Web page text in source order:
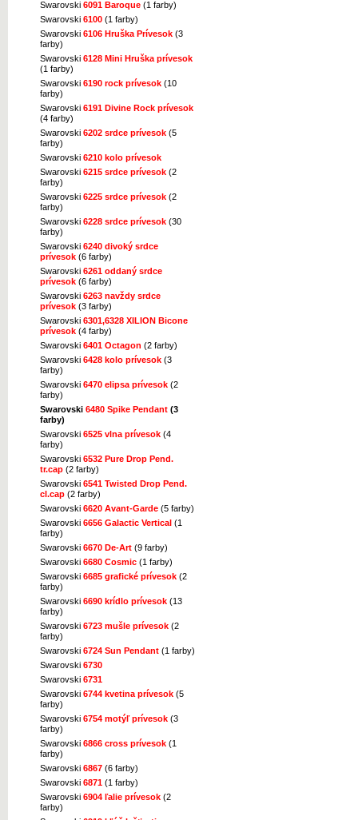
Swarovski 6091 Baroque (1 farby)
Swarovski 6100 (1 farby)
Swarovski 6106 Hruška Prívesok (3
farby)
Swarovski 6128 Mini Hruška prívesok
(1 farby)
Swarovski 6190 rock prívesok (10
farby)
Swarovski 6191 Divine Rock prívesok
(4 farby)
Swarovski 6202 srdce prívesok (5
farby)
Swarovski 6210 kolo prívesok
Swarovski 6215 srdce prívesok (2
farby)
Swarovski 6225 srdce prívesok (2
farby)
Swarovski 6228 srdce prívesok (30
farby)
Swarovski 6240 divoký srdce
prívesok (6 farby)
Swarovski 6261 oddaný srdce
prívesok (6 farby)
Swarovski 6263 navždy srdce
prívesok (3 farby)
Swarovski 6301,6328 XILION Bicone
prívesok (4 farby)
Swarovski 6401 Octagon (2 farby)
Swarovski 6428 kolo prívesok (3
farby)
Swarovski 6470 elipsa prívesok (2
farby)
Swarovski 6480 Spike Pendant (3
farby)
Swarovski 6525 vlna prívesok (4
farby)
Swarovski 6532 Pure Drop Pend.
tr.cap (2 farby)
Swarovski 6541 Twisted Drop Pend.
cl.cap (2 farby)
Swarovski 6620 Avant-Garde (5 farby)
Swarovski 6656 Galactic Vertical (1
farby)
Swarovski 6670 De-Art (9 farby)
Swarovski 6680 Cosmic (1 farby)
Swarovski 6685 grafické prívesok (2
farby)
Swarovski 6690 krídlo prívesok (13
farby)
Swarovski 6723 mušle prívesok (2
farby)
Swarovski 6724 Sun Pendant (1 farby)
Swarovski 6730
Swarovski 6731
Swarovski 6744 kvetina prívesok (5
farby)
Swarovski 6754 motýľ prívesok (3
farby)
Swarovski 6866 cross prívesok (1
farby)
Swarovski 6867 (6 farby)
Swarovski 6871 (1 farby)
Swarovski 6904 ľalie prívesok (2
farby)